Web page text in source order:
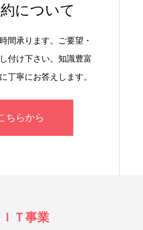
について
間承ります。ご要望・
付け下さい。知識豊富
丁寧にお答えします。
ちらから
ＩＴ事業